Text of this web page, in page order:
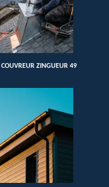
COUVREUR ZINGUEUR 49